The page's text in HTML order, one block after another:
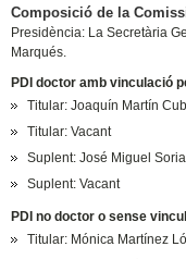
Composició de la
Presidència: La Secretària
Marqués.
PDI doctor amb vinculació
Titular: Joaquín Martín
Titular: Vacant
Suplent: José Miguel
Suplent: Vacant
PDI no doctor o sense
Titular: Mónica Martínez